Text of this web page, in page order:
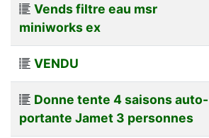
Vends filtre eau msr
miniworks ex
VENDU
Donne tente 4 saisons auto-
portante Jamet 3 personnes